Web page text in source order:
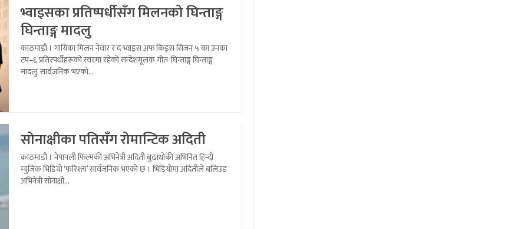
भ्वाइसका प्रतिष्पर्धीसँग मिलनको घिन्ताङ्ग
घिन्ताङ्ग मादलु
काठमाडौं । गायिका मिलन नेवार र द भ्वाइस अफ किड्स सिजन ५ का उनका
टप–६ प्रतिस्पर्धीहरूको स्वरमा रहेको सन्देशमूलक गीत ‘घिन्ताङ्ग घिन्ताङ्ग
मादलु’ सार्वजनिक भएको...
सोनाक्षीका पतिसँग रोमान्टिक अदिती
काठमाडौं । नेपापली फिल्मकी अभिनेत्री अदिती बुढाथोकी अभिनित हिन्दी
म्युजिक भिडियो ‘फरिश्ता’ सार्वजनिक भएको छ । भिडियोमा अदितीले बलिउड
अभिनेत्री सोनाक्षी...